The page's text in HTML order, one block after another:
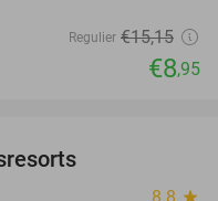
Regulier €15,15
€8,95
star